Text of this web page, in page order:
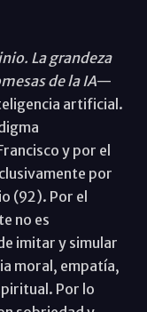
La grandeza
de la IA—
artificial.
y por el
por
(92). Por el
no es
imitar y simular
moral, empatía,
Por lo